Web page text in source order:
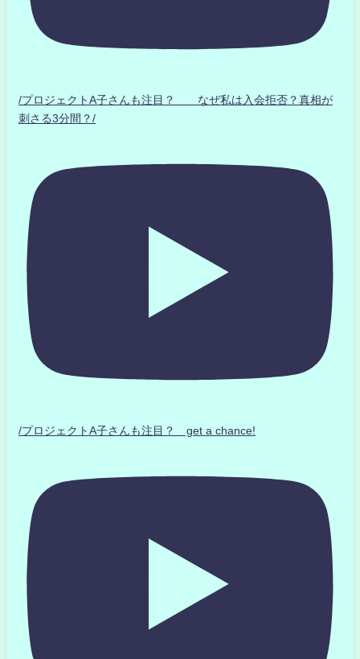
/プロジェクトA子さんも注目？ なぜ私は入会拒否？真相が
刺さる3分間？/
/プロジェクトA子さんも注目？ get a chance!